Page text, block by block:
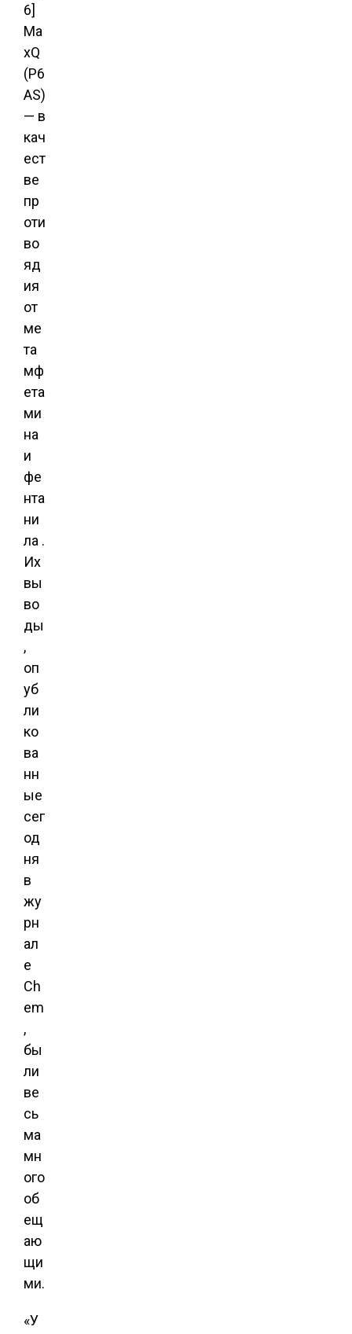
6]
Ma
xQ
(P6
AS)
— в
кач
ест
ве
пр
оти
во
яд
ия
от
ме
та
мф
ета
ми
на
и
фе
нта
ни
ла .
Их
вы
во
ды
,
оп
уб
ли
ко
ва
нн
ые
сег
од
ня
в
жу
рн
ал
е
Ch
em
,
бы
ли
ве
сь
ма
мн
ого
об
ещ
аю
щи
ми.
«У